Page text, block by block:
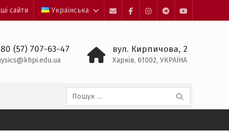
E-
FacebookInstagram
ПунктПункт
сайти Українська
(57) 707-63-47 вул. Кирпичова, 2
Харків, 61002, УКРАЇНА
Пошук: